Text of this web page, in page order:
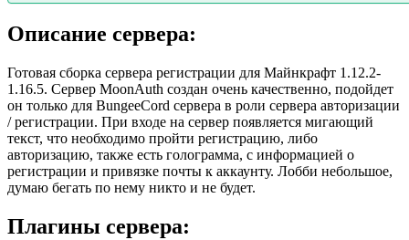
Описание сервера:
Готовая сборка сервера регистрации для Майнкрафт 1.12.2-
1.16.5. Сервер MoonAuth создан очень качественно, подойдет
он только для BungeeCord сервера в роли сервера авторизации
/ регистрации. При входе на сервер появляется мигающий
текст, что необходимо пройти регистрацию, либо
авторизацию, также есть голограмма, с информацией о
регистрации и привязке почты к аккаунту. Лобби небольшое,
думаю бегать по нему никто и не будет.
Плагины сервера: